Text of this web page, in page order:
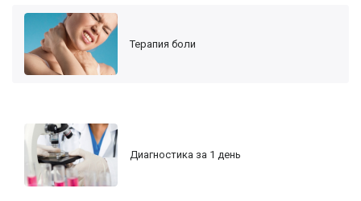
Терапия боли
Диагностика за 1 день